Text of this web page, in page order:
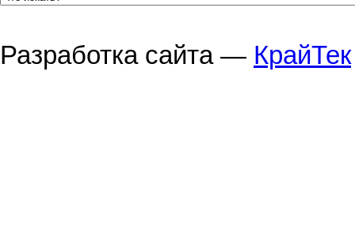
Разработка сайта — КрайТек